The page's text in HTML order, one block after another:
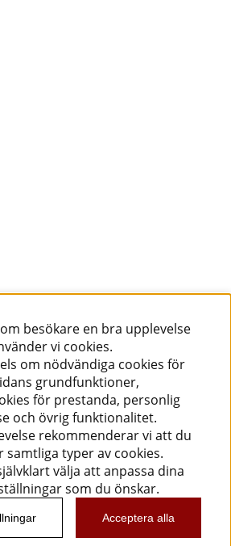
besökare en bra upplevelse
vi cookies.
om nödvändiga cookies för
grundfunktioner,
för prestanda, personlig
och övrig funktionalitet.
rekommenderar vi att du
samtliga typer av cookies.
välja att anpassa dina
som du önskar.
Acceptera alla